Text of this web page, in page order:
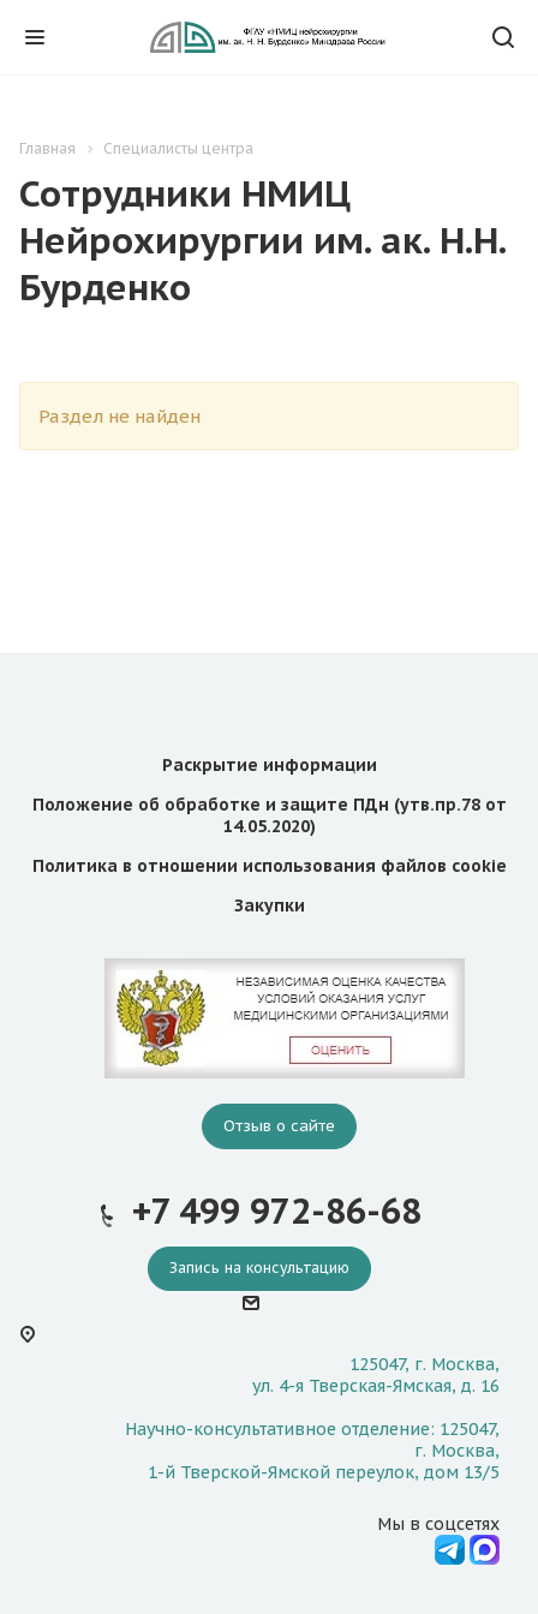
Главная Специалисты центра
Сотрудники НМИЦ
Нейрохирургии им. ак. Н.Н.
Бурденко
Раздел не найден
Раскрытие информации
Положение об обработке и защите ПДн (утв.пр.78 от
14.05.2020)
Политика в отношении использования файлов cookie
Закупки
Отзыв о сайте
+7 499 972-86-68
Запись на консультацию
125047, г. Москва,
ул. 4-я Тверская-Ямская, д. 16
Научно-консультативное отделение: 125047,
г. Москва,
1-й Тверской-Ямской переулок, дом 13/5
Мы в соцсетях